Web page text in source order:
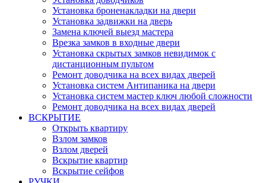
Установка броненакладки на двери
Установка задвижки на дверь
Замена ключей выезд мастера
Врезка замков в входные двери
Установка скрытых замков невидимок с
дистанционным пультом
Ремонт доводчика на всех видах дверей
Установка систем Антипаника на двери
Установка систем мастер ключ любой сложности
Ремонт доводчика на всех видах дверей
ВСКРЫТИЕ
Открыть квартиру
Взлом замков
Взлом дверей
Вскрытие квартир
Вскрытие сейфов